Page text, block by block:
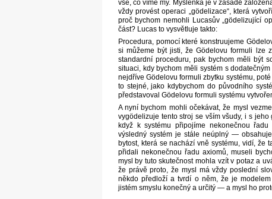
vše, co víme my. Myšlenka je v zásadě
vždy provést operaci „gödelizace“, která
proč bychom nemohli Lucasův „gödelizující
část? Lucas to vysvětluje takto:
Procedura, pomocí které konstruujeme
si můžeme být jisti, že Gödelovu formuli lze
standardní proceduru, pak bychom měli být
situaci, kdy bychom měli systém s
nejdříve Gödelovu formuli zbytku systému,
to stejné, jako kdybychom do původního
představoval Gödelovu formuli systému
A nyní bychom mohli očekávat, že mysl
vygödelizuje tento stroj se vším všudy, i s
když k systému připojíme nekonečnou
výsledný systém je stále neúplný —
bytost, která se nachází vně systému, vidí, že
přidali nekonečnou řadu axiomů, museli
mysl by tuto skutečnost mohla vzít v potaz a
že právě proto, že mysl má vždy poslední
někdo předloží a tvrdí o něm, že je
jistém smyslu konečný a určitý — a mysl ho